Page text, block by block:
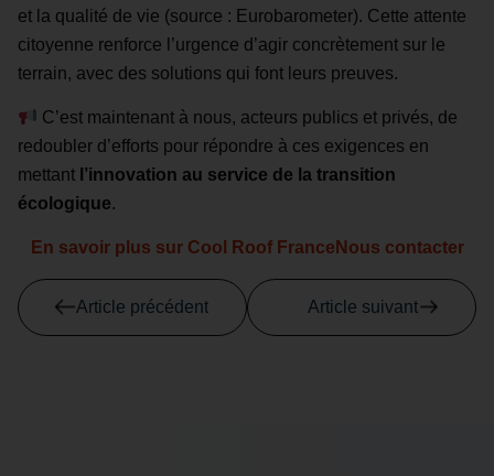
et la qualité de vie (source : Eurobarometer). Cette attente
citoyenne renforce l’urgence d’agir concrètement sur le
terrain, avec des solutions qui font leurs preuves.
C’est maintenant à nous, acteurs publics et privés, de
redoubler d’efforts pour répondre à ces exigences en
mettant l’innovation au service de la transition
écologique.
En savoir plus sur Cool Roof France Nous contacter
Article précédent Article suivant